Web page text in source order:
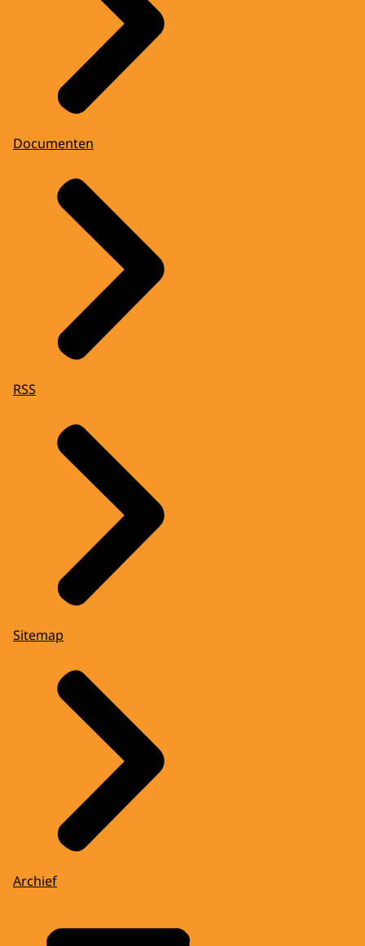
Documenten
RSS
Sitemap
Archief